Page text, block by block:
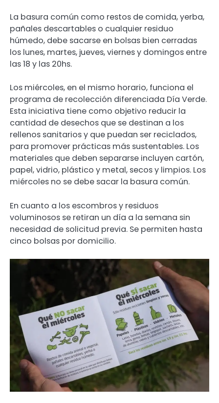
La basura común como restos de comida, yerba,
pañales descartables o cualquier residuo
húmedo, debe sacarse en bolsas bien cerradas
los lunes, martes, jueves, viernes y domingos entre
las 18 y las 20hs.
Los miércoles, en el mismo horario, funciona el
programa de recolección diferenciada Día Verde.
Esta iniciativa tiene como objetivo reducir la
cantidad de desechos que se destinan a los
rellenos sanitarios y que puedan ser reciclados,
para promover prácticas más sustentables. Los
materiales que deben separarse incluyen cartón,
papel, vidrio, plástico y metal, secos y limpios. Los
miércoles no se debe sacar la basura común.
En cuanto a los escombros y residuos
voluminosos se retiran un día a la semana sin
necesidad de solicitud previa. Se permiten hasta
cinco bolsas por domicilio.